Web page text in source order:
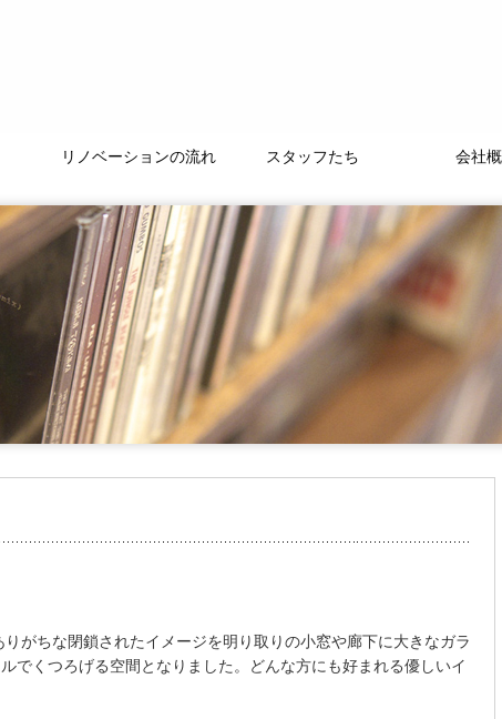
リノベーションの流れ スタッフたち 会社
がちな閉鎖されたイメージを明り取りの小窓や廊下に大きなガラ
でくつろげる空間となりました。どんな方にも好まれる優しいイ